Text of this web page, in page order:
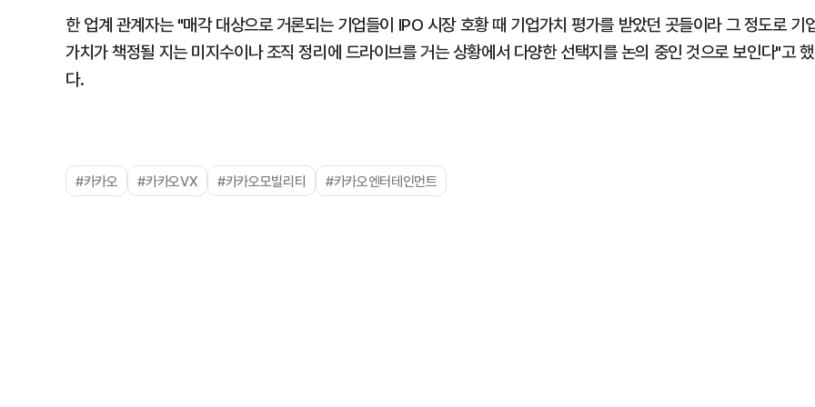
한 업계 관계자는 "매각 대상으로 거론되는 기업들이 IPO 시장 호황 때 기업가치 평가를 받았던 곳들이라 그 정도로 기
가치가 책정될 지는 미지수이나 조직 정리에 드라이브를 거는 상황에서 다양한 선택지를 논의 중인 것으로 보인다"고 했
다.
#카카오 #카카오VX #카카오모빌리티 #카카오엔터테인먼트